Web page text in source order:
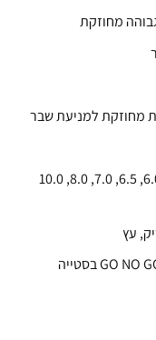
2.0, 2.5, 3.0, 3.5, 4.0, 4.5, 5.0, 6.0, 6.5, 7.0, 8.0, 10.0
כל מקדח נבדק במערכת GO NO GO בסטייה